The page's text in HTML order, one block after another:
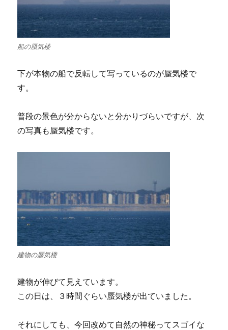
船の蜃気楼
下が本物の船で反転して写っているのが蜃気楼で
す。
普段の景色が分からないと分かりづらいですが、次
の写真も蜃気楼です。
建物の蜃気楼
建物が伸びて見えています。
この日は、３時間ぐらい蜃気楼が出ていました。
それにしても、今回改めて自然の神秘ってスゴイな